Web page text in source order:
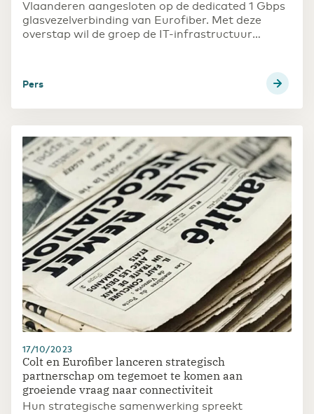
Vlaanderen aangesloten op de dedicated 1 Gbps
glasvezelverbinding van Eurofiber. Met deze
overstap wil de groep de IT-infrastructuur
Pers
17/10/2023
Colt en Eurofiber lanceren strategisch
partnerschap om tegemoet te komen aan
groeiende vraag naar connectiviteit
Hun strategische samenwerking spreekt